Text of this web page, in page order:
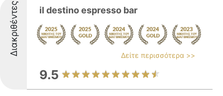
Διακριθέντες il destino espresso bar
Δείτε περισσότερα >>
9.5